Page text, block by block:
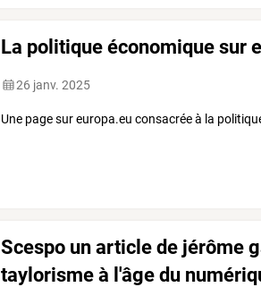
La politique économique sur
26 janv. 2025
Une page sur europa.eu consacrée à la
Scespo un article de jérôme
taylorisme à l'âge du